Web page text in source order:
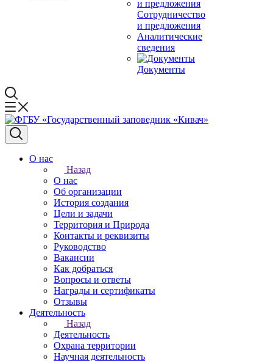
Сотрудничество
и предложения
Аналитические
сведения
Документы
О нас
Назад
О нас
Об организации
История создания
Цели и задачи
Территория и Природа
Контакты и реквизиты
Руководство
Вакансии
Как добраться
Вопросы и ответы
Награды и сертификаты
Отзывы
Деятельность
Назад
Деятельность
Охрана территории
Научная деятельность